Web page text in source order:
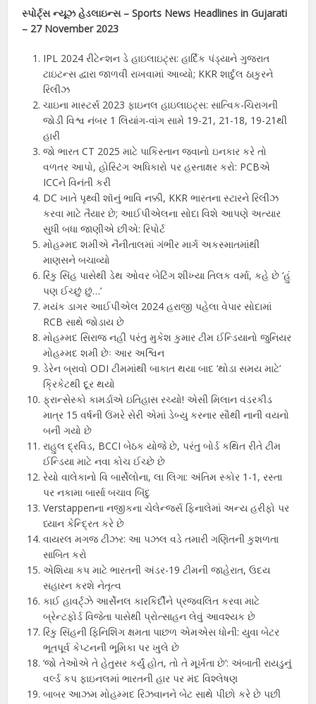
સ્પોર્ટ્સ ન્યૂઝ હેડલાઇન્સ – Sports News Headlines in Gujarati
– 27 November 2023
IPL 2024 રીટેન્શન ડે હાઇલાઇટ્સ: હાર્દિક પંડ્યાને ગુજરાત
ટાઇટન્સ દ્વારા જાળવી રાખવામાં આવ્યો; KKR શાર્દુલ ઠાકુરને
રિલીઝ
ચાઇના માસ્ટર્સ 2023 ફાઇનલ હાઇલાઇટ્સ: સાત્વિક-ચિરાગની
જોડી વિશ્વ નંબર 1 લિયાંગ-વાંગ સામે 19-21, 21-18, 19-21થી
હારી
જો ભારત CT 2025 માટે પાકિસ્તાન જવાનો ઇનકાર કરે તો
વળતર આપો, હોસ્ટિંગ અધિકારો પર હસ્તાક્ષર કરો: PCBએ
ICCને વિનંતી કરી
DC ખાતે પૃથ્વી શૉનું ભાવિ નક્કી, KKR ભારતના સ્ટારને રિલીઝ
કરવા માટે તૈયાર છે; આઈપીએલના સોદા વિશે આપણે અત્યાર
સુધી બધા જાણીએ છીએ: રિપોર્ટ
મોહમ્મદ શમીએ નૈનીતાલમાં ગંભીર માર્ગ અકસ્માતમાંથી
માણસને બચાવ્યો
રિંકુ સિંહ પાસેથી ડેથ ઓવર બેટિંગ શીખ્યા તિલક વર્મા, કહે છે ‘હું
પણ ઈચ્છું છું…’
મયંક ડાગર આઈપીએલ 2024 હરાજી પહેલા વેપાર સોદામાં
RCB સાથે જોડાય છે
મોહમ્મદ સિરાજ નહીં પરંતુ મુકેશ કુમાર ટીમ ઈન્ડિયાનો જુનિયર
મોહમ્મદ શમી છેઃ આર અશ્વિન
ડેરેન બ્રાવો ODI ટીમમાંથી બાકાત થયા બાદ ‘થોડા સમય માટે’
ક્રિકેટથી દૂર થયો
ફ્રાન્સેસ્કો કામર્ડાએ ઇતિહાસ રચ્યો! એસી મિલાન વંડરકીડ
માત્ર 15 વર્ષની ઉંમરે સેરી એમાં ડેબ્યુ કરનાર સૌથી નાની વયનો
બની ગયો છે
રાહુલ દ્રવિડ, BCCI બેઠક યોજે છે, પરંતુ બોર્ડ કથિત રીતે ટીમ
ઈન્ડિયા માટે નવા કોચ ઈચ્છે છે
રેયો વાલેકાનો વિ બાર્સેલોના, લા લિગા: અંતિમ સ્કોર 1-1, રસ્તા
પર નકામા બાર્સા બચાવ બિંદુ
Verstappenના નજીકના ચેલેન્જર્સ ફિનાલેમાં અન્ય હરીફો પર
ધ્યાન કેન્દ્રિત કરે છે
વાયરલ મગજ ટીઝર: આ પઝલ વડે તમારી ગણિતની કુશળતા
સાબિત કરો
એશિયા કપ માટે ભારતની અંડર-19 ટીમની જાહેરાત, ઉદય
સહારન કરશે નેતૃત્વ
કાઈ હાવર્ટ્ઝે આર્સેનલ કારકિર્દીને પ્રજ્વલિત કરવા માટે
બ્રેન્ટફોર્ડ વિજેતા પાસેથી પ્રોત્સાહન લેવું આવશ્યક છે
રિંકુ સિંહની ફિનિશિંગ ક્ષમતા પાછળ એમએસ ધોની: યુવા બેટર
ભૂતપૂર્વ કેપ્ટનની ભૂમિકા પર ખુલે છે
‘જો તેઓએ તે હેતુસર કર્યું હોત, તો તે મૂર્ખતા છે’: અંબાતી રાયડુનું
વર્લ્ડ કપ ફાઇનલમાં ભારતની હાર પર મંદ વિશ્લેષણ
બાબર આઝમ મોહમ્મદ રિઝવાનને બેટ સાથે પીછો કરે છે પછી